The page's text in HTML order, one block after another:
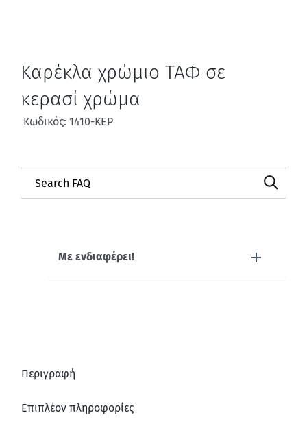
Καρέκλα χρώμιο ΤΑΦ σε
κερασί χρώμα
Κωδικός: 1410-ΚΕΡ
Με ενδιαφέρει!
Περιγραφή
Επιπλέον πληροφορίες